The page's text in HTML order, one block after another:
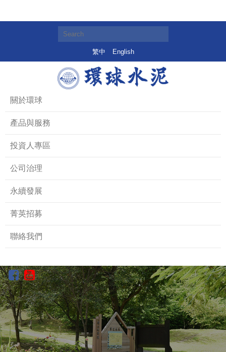
繁中 English
關於環球
產品與服務
投資人專區
公司治理
永續發展
菁英招募
聯絡我們